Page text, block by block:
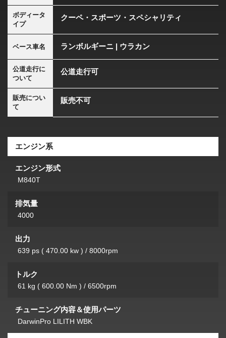
ボディータ
イプ
クーペ・スポーツ・スペシャリティ
ベース車名 ランボルギーニ | ウラカン
公道走行に
ついて
公道走行可
販売につい
て
販売不可
エンジン系
エンジン形式
M840T
排気量
4000
出力
639 ps ( 470.00 kw ) / 8000rpm
トルク
61 kg ( 600.00 Nm ) / 6500rpm
チューニング内容＆使用パーツ
DarwinPro LILITH WBK